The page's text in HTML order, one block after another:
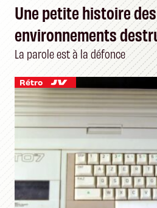
Une petite histoire des
environnements
La parole est à la défonce
Rétro